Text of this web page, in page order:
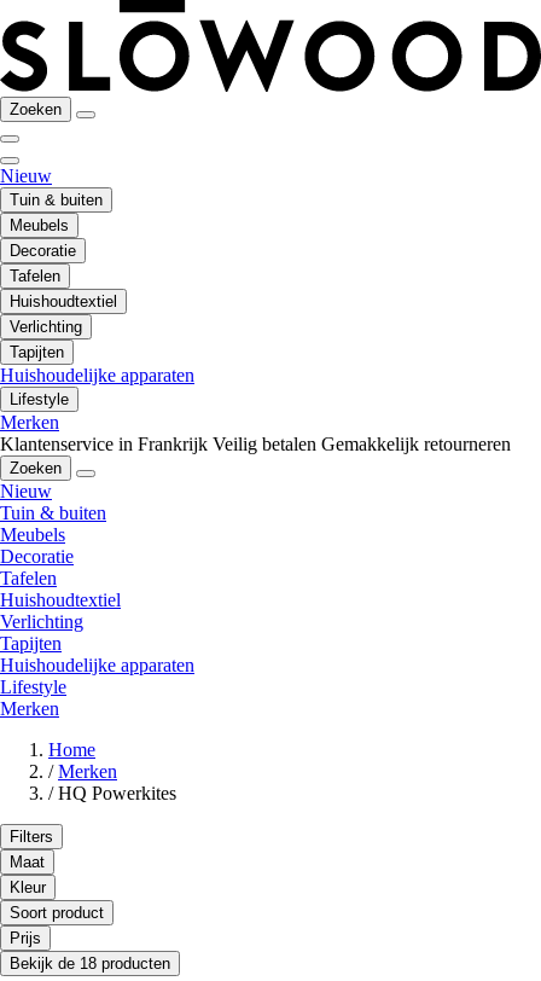
Zoeken
Nieuw
Tuin & buiten
Meubels
Decoratie
Tafelen
Huishoudtextiel
Verlichting
Tapijten
Huishoudelijke apparaten
Lifestyle
Merken
Klantenservice in Frankrijk Veilig betalen Gemakkelijk retourneren
Zoeken
Nieuw
Tuin & buiten
Meubels
Decoratie
Tafelen
Huishoudtextiel
Verlichting
Tapijten
Huishoudelijke apparaten
Lifestyle
Merken
Home
/ Merken
/ HQ Powerkites
Filters
Maat
Kleur
Soort product
Prijs
Bekijk de 18 producten